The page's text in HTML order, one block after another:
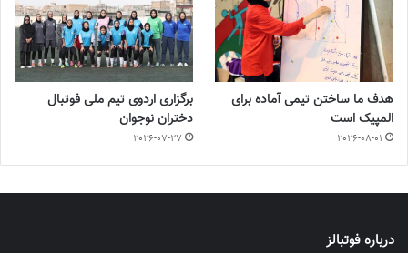
هدف ما ساختن تیمی آماده برای
المپیک است
2026-08-01
برگزاری اردوی تیم ملی فوتبال
دختران نوجوان
2026-07-27
درباره فوتبالز